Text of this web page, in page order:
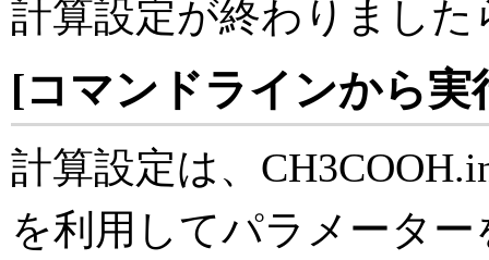
計算設定が終わりました
[コマンドラインから実
計算設定は、
を利用してパラメータ